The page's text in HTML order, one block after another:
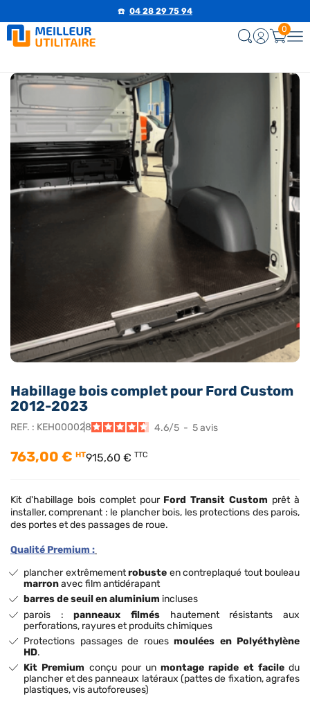
Habillage bois complet pour Ford Custom
2012-2023
REF. : KEH000028 4.6/5 - 5avis
763,00 € HT915,60 € TTC
Kit d'habillage bois complet pourFord Transit Custom prêt à
installer, comprenant : le plancher bois, les protections des parois,
des portes et des passages de roue.
Qualité Premium :
plancher extrêmementrobuste en contreplaqué tout bouleau
marronavec film antidérapant
barres de seuil en aluminium incluses
parois :panneaux filmés hautement résistants aux
perforations, rayures et produits chimiques
Protections passages de rouesmoulées en Polyéthylène
HD.
Kit Premium conçu pour unmontage rapide et faciledu
plancher et des panneaux latéraux (pattes de fixation, agrafes
plastiques, vis autoforeuses)
☎️ 04 28 29 75 94
0